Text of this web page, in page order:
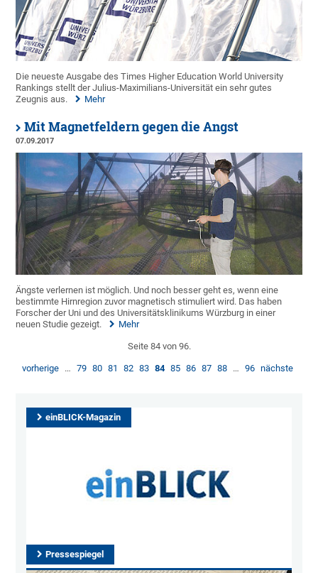
Die neueste Ausgabe des Times Higher Education World University
Rankings stellt der Julius-Maximilians-Universität ein sehr gutes
Zeugnis aus.
Mehr
Mit Magnetfeldern gegen die Angst
07.09.2017
Ängste verlernen ist möglich. Und noch besser geht es, wenn eine
bestimmte Hirnregion zuvor magnetisch stimuliert wird. Das haben
Forscher der Uni und des Universitätsklinikums Würzburg in einer
neuen Studie gezeigt.
Mehr
Seite 84 von 96.
vorherige … 79 80 81 82 83 84 85 86 87 88 … 96 nächste
einBLICK-Magazin
Pressespiegel